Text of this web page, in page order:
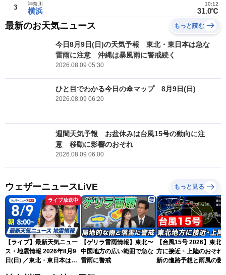
3 横浜
神奈川
31.0℃
10:12
最新のお天気ニュース もっと読む
今日8月9日(日)の天気予報 東北・東日本は急な
雷雨に注意 沖縄は暴風雨に警戒続く
2026.08.09 05:30
ひと目でわかる今日の傘マップ 8月9日(日)
2026.08.09 06:20
週間天気予報 お盆休みは台風15号の動向に注
意 移動に影響のおそれ
2026.08.09 06:00
ウェザーニュースLiVE もっと見る
ライブ放送中
【ライブ】最新天気ニュー
ス・地震情報 2026年8月9
日(日) ／東北・東日本は急
【ゲリラ雷雨情報】東北〜
中国地方の広い範囲で急な
雷雨に警戒
【台風15号 2026】東北
方に接近・上陸のおそれ
新の進路予想と雨風の影